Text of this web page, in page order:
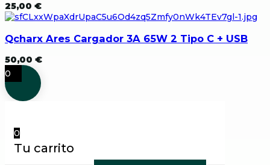
25,00 €
Qcharx Ares Cargador 3A 65W 2 Tipo C + USB
50,00 €
0
0
Tu carrito